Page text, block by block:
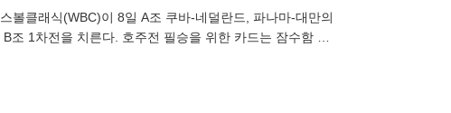
볼클래식(WBC)이 8일 A조 쿠바-네덜란드, 파나마-대만의
1차전을 치른다. 호주전 필승을 위한 카드는 잠수함 투